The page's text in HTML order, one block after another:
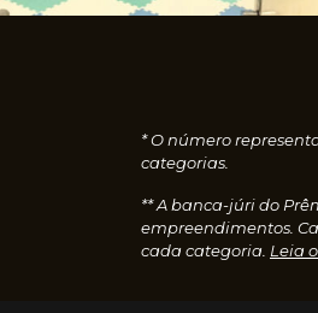
* O número
categorias.
** A banca-júri do
empreendimentos.
cada categoria. Leia